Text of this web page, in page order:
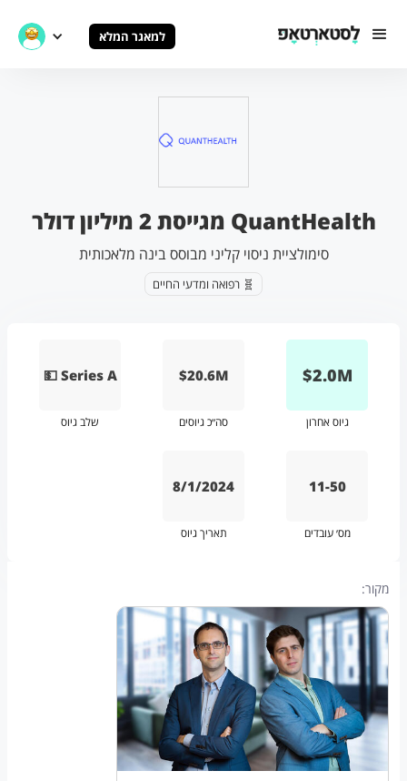
למאגר המלא
QuantHealth מגייסת 2 מיליון דולר
סימולציית ניסוי קליני מבוסס בינה מלאכותית
🧬 רפואה ומדעי החיים
M
2.0
$
גיוס אחרון
$20.6M
סה״כ גיוסים
💵 Series A
שלב גיוס
11-50
מס׳ עובדים
8/1/2024
תאריך גיוס
מקור: